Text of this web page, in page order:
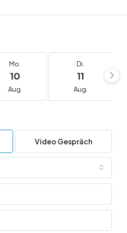
Mo.
10
Aug.
Di.
11
Aug.
Video Gespräch